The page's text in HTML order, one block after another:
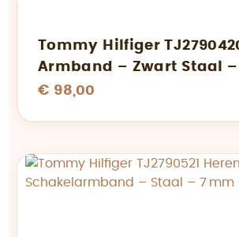
Tommy Hilfiger
Armband – Zwart Staal –
€ 98,00